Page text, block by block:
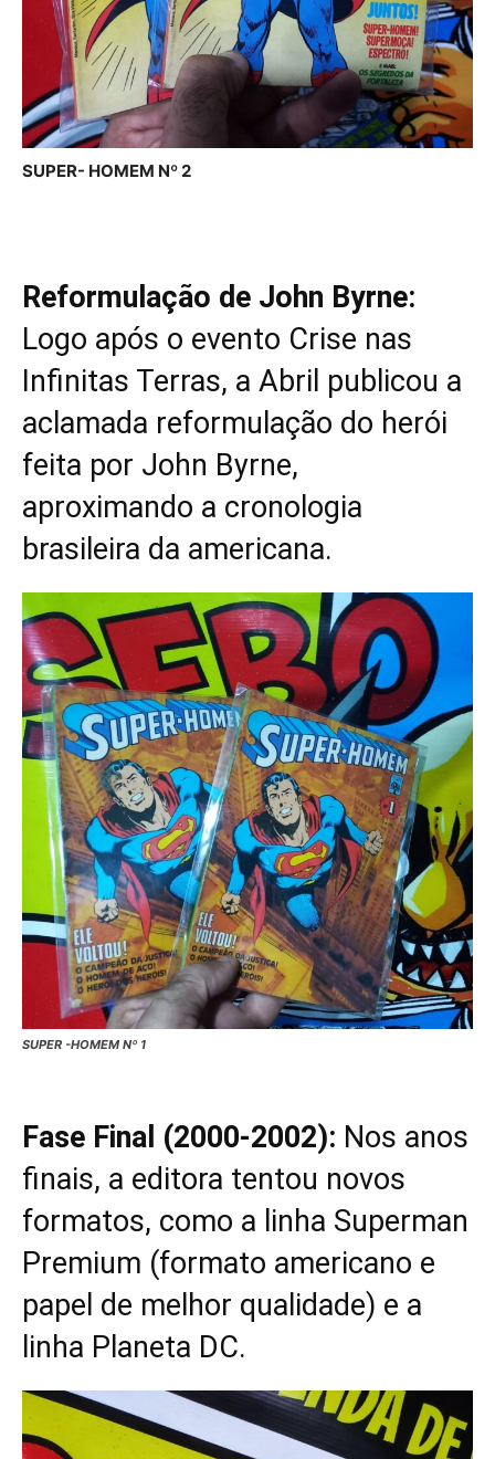
SUPER- HOMEM Nº 2
Reformulação de John Byrne:
Logo após o evento Crise nas
Infinitas Terras, a Abril publicou a
aclamada reformulação do herói
feita por John Byrne,
aproximando a cronologia
brasileira da americana.
SUPER -HOMEM Nº 1
Fase Final (2000-2002): Nos anos
finais, a editora tentou novos
formatos, como a linha Superman
Premium (formato americano e
papel de melhor qualidade) e a
linha Planeta DC.